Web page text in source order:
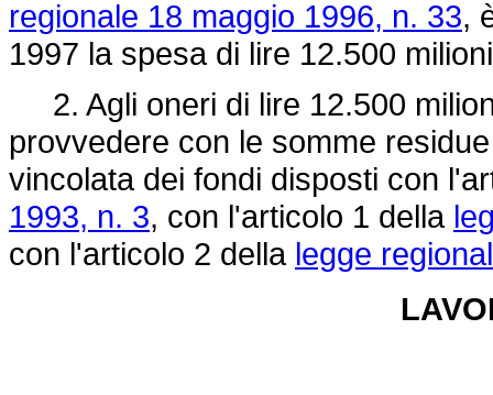
regionale 18 maggio 1996, n. 33,
1997 la spesa di lire 12.500
2. Agli oneri di lire 12.500
provvedere con le somme
vincolata dei fondi disposti con
1993, n. 3, con l'articolo 1 della
con l'articolo 2 della legge